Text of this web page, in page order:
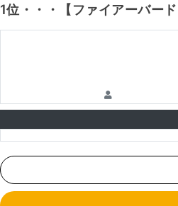
1位・・・【ファイアーバー